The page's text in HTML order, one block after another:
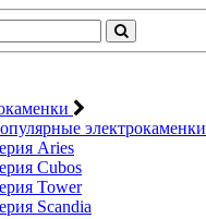
электрокаменки
Aries
Cubos
Tower
Scandia